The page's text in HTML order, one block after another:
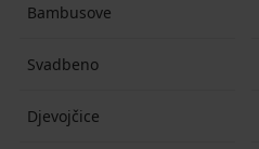
Bambusove
Svadbeno
Djevojčice